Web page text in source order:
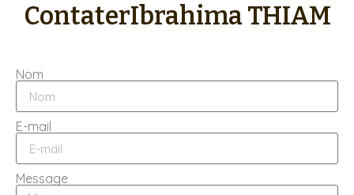
ContaterIbrahima THIAM
Nom
E-mail
Message